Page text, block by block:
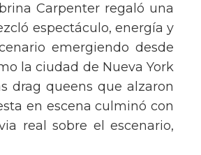
Carpenter regaló una
espectáculo, energía y
emergiendo desde
la ciudad de Nueva York
drag queens que alzaron
en escena culminó con
real sobre el escenario,